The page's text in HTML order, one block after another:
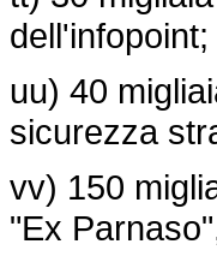
dell'infopoint;
uu) 40
sicurezza
vv) 150
"Ex